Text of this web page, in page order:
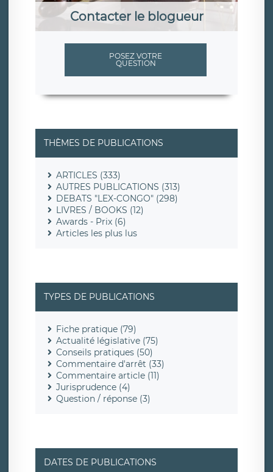
Contacter le blogueur
POSEZ VOTRE
QUESTION
THÈMES DE PUBLICATIONS
ARTICLES (333)
AUTRES PUBLICATIONS (313)
DEBATS "LEX-CONGO" (298)
LIVRES / BOOKS (12)
Awards - Prix (6)
Articles les plus lus
TYPES DE PUBLICATIONS
Fiche pratique (79)
Actualité législative (75)
Conseils pratiques (50)
Commentaire d'arrêt (33)
Commentaire article (11)
Jurisprudence (4)
Question / réponse (3)
DATES DE PUBLICATIONS